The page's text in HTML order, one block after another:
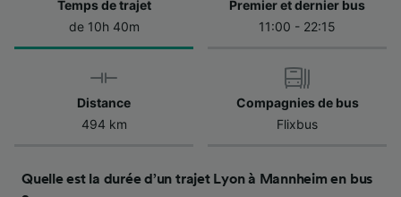
Temps de trajet
de 10h 40m
Premier et dernier bus
11:00 - 22:15
Distance
494 km
Compagnies de bus
Flixbus
Quelle est la durée d’un trajet Lyon à Mannheim en bus
Nos équipes ainsi que nos partenaires
externes, traitent des données selon les
Utiliser des données de géolocalisation
précises. Analyser activement les
caractéristiques de l’appareil pour
contenu personnalisés, mesure de